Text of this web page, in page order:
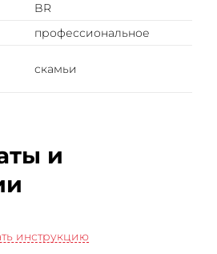
BR
профессиональное
скамьи
и
инструкцию